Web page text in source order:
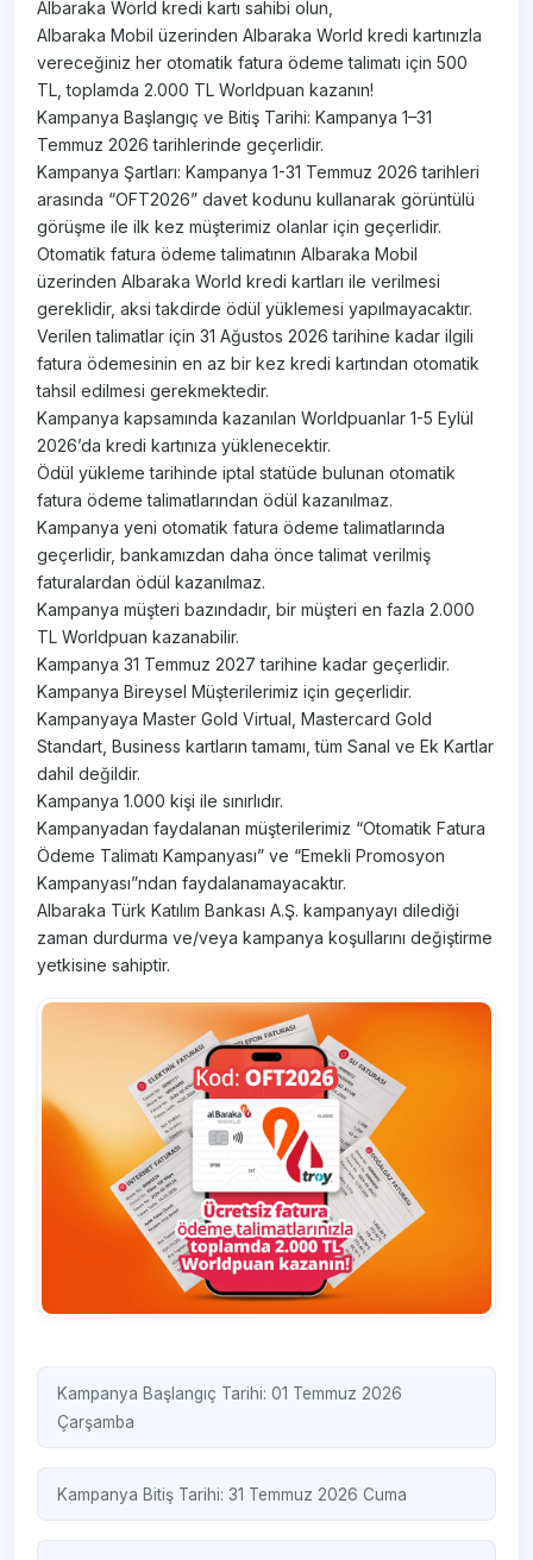
Albaraka World kredi kartı sahibi olun,
Albaraka Mobil üzerinden Albaraka World kredi kartınızla
vereceğiniz her otomatik fatura ödeme talimatı için 500
TL, toplamda 2.000 TL Worldpuan kazanın!
Kampanya Başlangıç ve Bitiş Tarihi: Kampanya 1–31
Temmuz 2026 tarihlerinde geçerlidir.
Kampanya Şartları: Kampanya 1-31 Temmuz 2026 tarihleri
arasında “OFT2026” davet kodunu kullanarak görüntülü
görüşme ile ilk kez müşterimiz olanlar için geçerlidir.
Otomatik fatura ödeme talimatının Albaraka Mobil
üzerinden Albaraka World kredi kartları ile verilmesi
gereklidir, aksi takdirde ödül yüklemesi yapılmayacaktır.
Verilen talimatlar için 31 Ağustos 2026 tarihine kadar ilgili
fatura ödemesinin en az bir kez kredi kartından otomatik
tahsil edilmesi gerekmektedir.
Kampanya kapsamında kazanılan Worldpuanlar 1-5 Eylül
2026’da kredi kartınıza yüklenecektir.
Ödül yükleme tarihinde iptal statüde bulunan otomatik
fatura ödeme talimatlarından ödül kazanılmaz.
Kampanya yeni otomatik fatura ödeme talimatlarında
geçerlidir, bankamızdan daha önce talimat verilmiş
faturalardan ödül kazanılmaz.
Kampanya müşteri bazındadır, bir müşteri en fazla 2.000
TL Worldpuan kazanabilir.
Kampanya 31 Temmuz 2027 tarihine kadar geçerlidir.
Kampanya Bireysel Müşterilerimiz için geçerlidir.
Kampanyaya Master Gold Virtual, Mastercard Gold
Standart, Business kartların tamamı, tüm Sanal ve Ek Kartlar
dahil değildir.
Kampanya 1.000 kişi ile sınırlıdır.
Kampanyadan faydalanan müşterilerimiz “Otomatik Fatura
Ödeme Talimatı Kampanyası” ve “Emekli Promosyon
Kampanyası”ndan faydalanamayacaktır.
Albaraka Türk Katılım Bankası A.Ş. kampanyayı dilediği
zaman durdurma ve/veya kampanya koşullarını değiştirme
yetkisine sahiptir.
Kampanya Başlangıç Tarihi: 01 Temmuz 2026
Çarşamba
Kampanya Bitiş Tarihi: 31 Temmuz 2026 Cuma